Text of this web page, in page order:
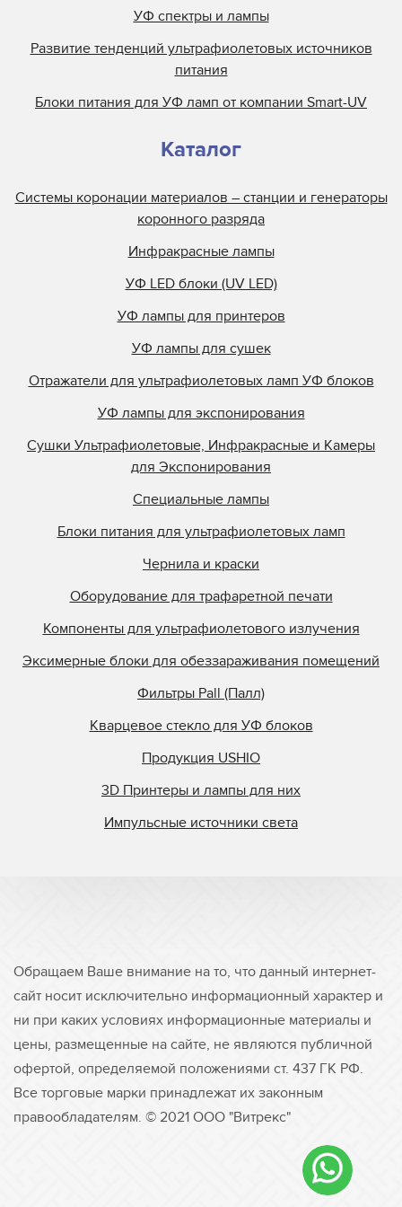
УФ спектры и лампы
Развитие тенденций ультрафиолетовых источников
питания
Блоки питания для УФ ламп от компании Smart-UV
Каталог
Системы коронации материалов – станции и генераторы
коронного разряда
Инфракрасные лампы
УФ LED блоки (UV LED)
УФ лампы для принтеров
УФ лампы для сушек
Отражатели для ультрафиолетовых ламп УФ блоков
УФ лампы для экспонирования
Сушки Ультрафиолетовые, Инфракрасные и Камеры
для Экспонирования
Специальные лампы
Блоки питания для ультрафиолетовых ламп
Чернила и краски
Оборудование для трафаретной печати
Компоненты для ультрафиолетового излучения
Эксимерные блоки для обеззараживания помещений
Фильтры Pall (Палл)
Кварцевое стекло для УФ блоков
Продукция USHIO
3D Принтеры и лампы для них
Импульсные источники света
Обращаем Ваше внимание на то, что данный интернет-
сайт носит исключительно информационный характер и
ни при каких условиях информационные материалы и
цены, размещенные на сайте, не являются публичной
офертой, определяемой положениями ст. 437 ГК РФ.
Все торговые марки принадлежат их законным
правообладателям. © 2021 ООО "Витрекс"